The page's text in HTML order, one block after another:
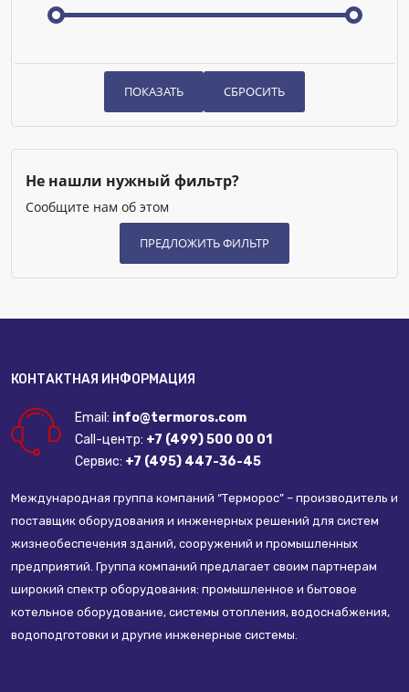
Не нашли нужный фильтр?
Сообщите нам об этом
КОНТАКТНАЯ ИНФОРМАЦИЯ
Email: info@termoros.com
Call-центр: +7 (499) 500 00 01
Сервис: +7 (495) 447-36-45
Международная группа компаний “Терморос” – производитель и
поставщик оборудования и инженерных решений для систем
жизнеобеспечения зданий, сооружений и промышленных
предприятий. Группа компаний предлагает своим партнерам
широкий спектр оборудования: промышленное и бытовое
котельное оборудование, системы отопления, водоснабжения,
водоподготовки и другие инженерные системы.